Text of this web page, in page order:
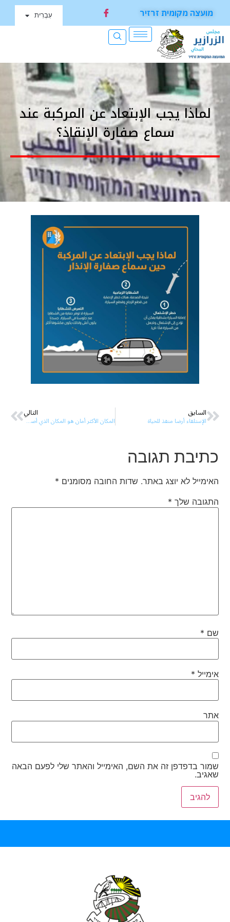
מועצה מקומית זרזיר עִבְרִית
لماذا يجب الإبتعاد عن المركبة عند
سماع صفارة الإنقاذ؟
السابق
الإستلقاء أرضا منقذ للحياة
التالي
المكان الأكثر أمان هو المكان الذي أصل إليه في أقل وقت
כתיבת תגובה
האימייל לא יוצג באתר. שדות החובה מסומנים *
התגובה שלך *
שם *
אימייל *
אתר
שמור בדפדפן זה את השם, האימייל והאתר שלי לפעם הבאה
שאגיב.